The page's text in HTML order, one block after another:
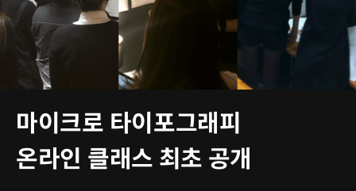
마이크로 타이포그래피
온라인 클래스 최초 공개